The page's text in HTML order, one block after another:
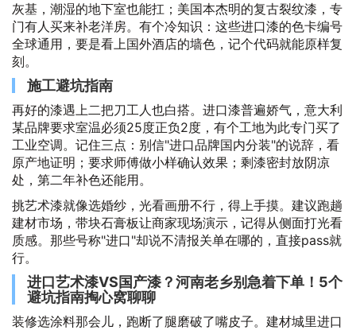
灰基，潮湿的地下室也能扛；美国本杰明的复古裂纹漆，专
门有人买来补老洋房。有个冷知识：这些进口漆的色卡编号
全球通用，要是看上国外酒店的墙色，记个代码就能原样复
刻。
施工避坑指南
再好的漆遇上二把刀工人也白搭。进口漆普遍娇气，意大利
某品牌要求室温必须25度正负2度，有个工地为此专门买了
工业空调。记住三点：别信"进口品牌国内分装"的说辞，看
原产地证明；要求师傅做小样确认效果；剩漆密封放阴凉
处，第二年补色还能用。
挑艺术漆就像选婚纱，光看画册不行，得上手摸。建议跑趟
建材市场，带块石膏板让商家现场演示，记得从侧面打光看
质感。那些号称"进口"却说不清报关单在哪的，直接pass就
行。
进口艺术漆VS国产漆？河南老乡别急着下单！5个
避坑指南掏心窝聊聊
装修选涂料那会儿，跑断了腿磨破了嘴皮子。建材城里进口